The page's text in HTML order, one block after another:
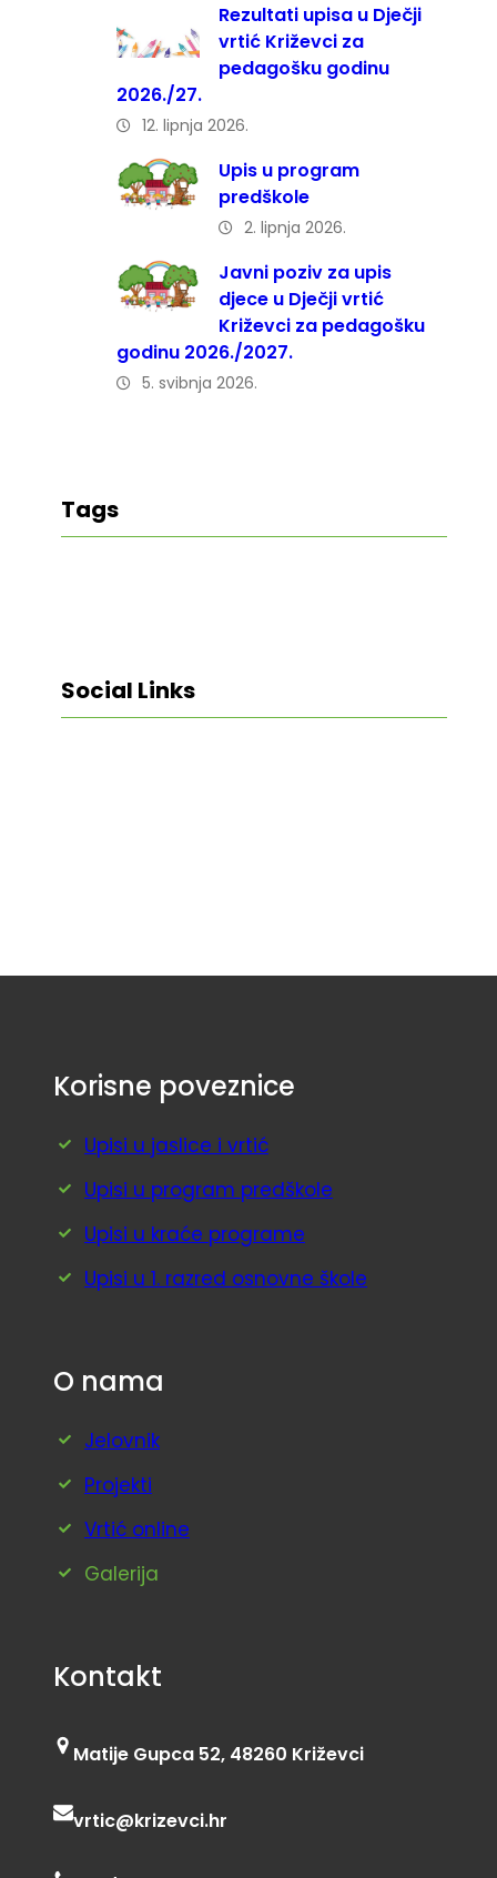
Rezultati upisa u Dječji
vrtić Križevci za
pedagošku godinu
2026./27.
12. lipnja 2026.
Upis u program
predškole
2. lipnja 2026.
Javni poziv za upis
djece u Dječji vrtić
Križevci za pedagošku
godinu 2026./2027.
5. svibnja 2026.
Tags
Social Links
Korisne poveznice
Upisi u jaslice i vrtić
Upisi u program predškole
Upisi u kraće programe
Upisi u 1. razred osnovne škole
O nama
Jelovnik
Projekti
Vrtić online
Galerija
Kontakt
Matije Gupca 52, 48260 Križevci
vrtic@krizevci.hr